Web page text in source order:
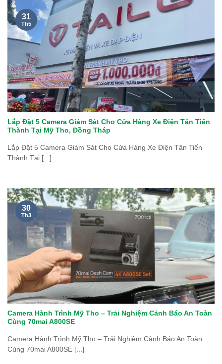
Lắp Đặt 5 Camera Giám Sát Cho Cửa Hàng Xe Điện Tân Tiến
Thành Tại Mỹ Tho, Đồng Tháp
Lắp Đặt 5 Camera Giám Sát Cho Cửa Hàng Xe Điện Tân Tiến
Thành Tại [...]
31
Th5
Camera Hành Trình Mỹ Tho – Trải Nghiệm Cảnh Báo An Toàn
Cùng 70mai A800SE
Camera Hành Trình Mỹ Tho – Trải Nghiệm Cảnh Báo An Toàn
Cùng 70mai A800SE [...]
30
Th3